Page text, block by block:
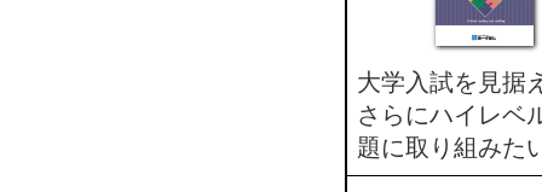
大学入試を見据
さらにハイレベ
題に取り組みた